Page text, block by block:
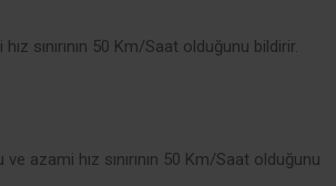
sınırının 50 Km/Saat olduğunu bildirir.
azami hız sınırının 50 Km/Saat olduğunu